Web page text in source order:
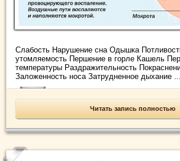
Слабость Нарушение сна Одышка
утомляемость Першение в горле Кашель
температуры Раздражительность
Заложенность носа Затрудненное дыхание ...
Читать запись полностью